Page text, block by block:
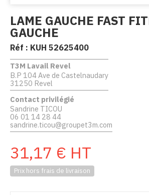
LAME GAUCHE FAST
GAUCHE
Réf : KUH 52625400
T3M Lavail Revel
B.P 104 Ave de Castelnaudary
31250 Revel
Contact privilégié
Sandrine TICOU
06 01 14 28 44
sandrine.ticou@groupet3m.com
31,17 € HT
Prix hors frais de livraison